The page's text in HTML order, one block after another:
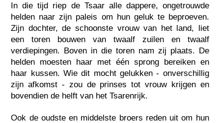
In die tijd riep de Tsaar alle dappere, ongetrouwde
helden naar zijn paleis om hun geluk te beproeven.
Zijn dochter, de schoonste vrouw van het land, liet
een toren bouwen van twaalf zuilen en twaalf
verdiepingen. Boven in die toren nam zij plaats. De
helden moesten haar met één sprong bereiken en
haar kussen. Wie dit mocht gelukken - onverschillig
zijn afkomst - zou de prinses tot vrouw krijgen en
bovendien de helft van het Tsarenrijk.
Ook de oudste en middelste broers reden uit om hun